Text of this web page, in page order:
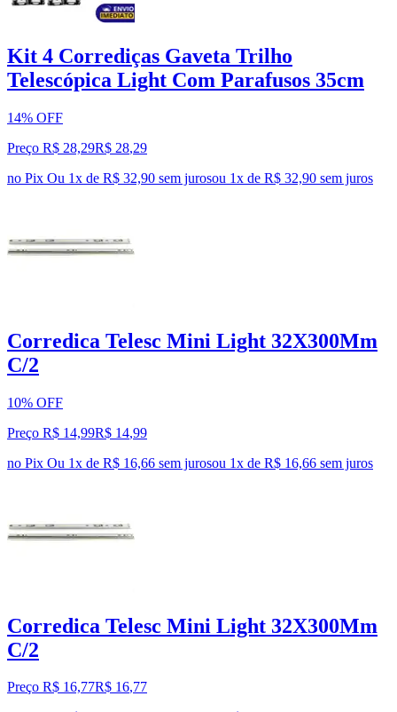
Kit 4 Corrediças Gaveta Trilho
Telescópica Light Com Parafusos 35cm
14% OFF
Preço R$ 28,29R$ 28,29
no Pix Ou 1x de R$ 32,90 sem jurosou 1x de R$ 32,90 sem juros
Corredica Telesc Mini Light 32X300Mm
C/2
10% OFF
Preço R$ 14,99R$ 14,99
no Pix Ou 1x de R$ 16,66 sem jurosou 1x de R$ 16,66 sem juros
Corredica Telesc Mini Light 32X300Mm
C/2
Preço R$ 16,77R$ 16,77